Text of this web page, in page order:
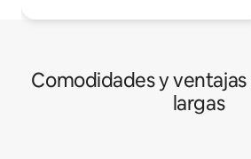
Comodidades y
largas